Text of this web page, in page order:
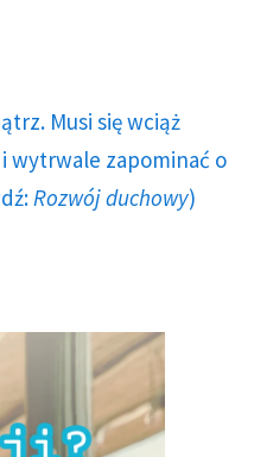
Musi się wciąż
wytrwale zapominać o
Rozwój duchowy)